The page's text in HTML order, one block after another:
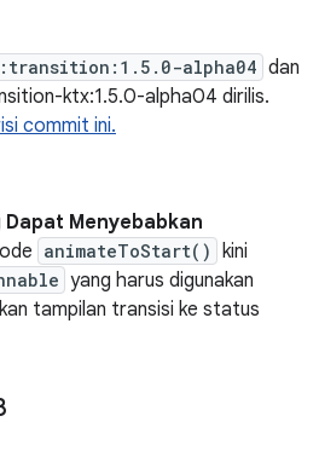
alpha04 dan
ktx:1.5.0-alpha04 dirilis.
commit ini.
Menyebabkan
animateToStart() kini
yang harus digunakan
tampilan transisi ke status